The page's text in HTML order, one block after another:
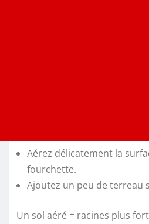
Aérez délicatement la
fourchette.
Ajoutez un peu de terreau
Un sol aéré = racines plus